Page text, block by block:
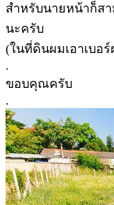
สำหรับนายหน้าก็ส
นะครับ
(ในที่ดินผมเอาเบอ
.
ขอบคุณครับ
.